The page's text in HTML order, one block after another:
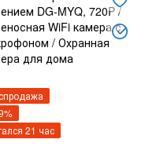
21 час